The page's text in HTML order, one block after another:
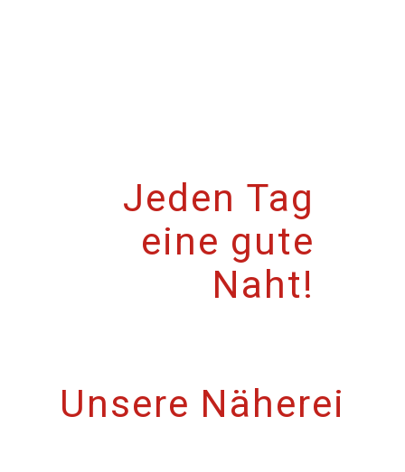
Jeden Tag
eine gute
Naht!
Unsere Näherei